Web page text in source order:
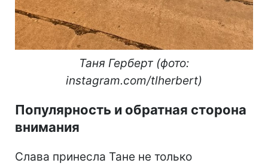
Таня Герберт (фото:
instagram.com/tlherbert)
Популярность и обратная сторона
внимания
Слава принесла Тане не только